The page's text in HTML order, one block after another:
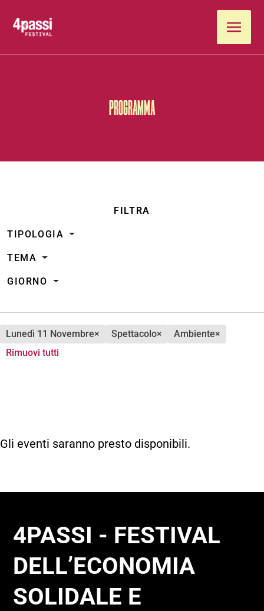
PROGRAMMA
FILTRA
TIPOLOGIA
TEMA
GIORNO
lunedì 11 Novembre× spettacolo× ambiente×
Rimuovi tutti
Gli eventi saranno presto disponibili.
4PASSI - FESTIVAL
DELL’ECONOMIA
SOLIDALE E